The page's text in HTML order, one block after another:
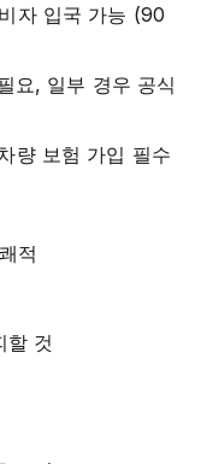
자 입국 가능 (90
요, 일부 경우 공식
량 보험 가입 필수
적
할 것